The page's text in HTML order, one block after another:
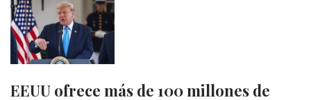
EEUU ofrece más de 100 millones de